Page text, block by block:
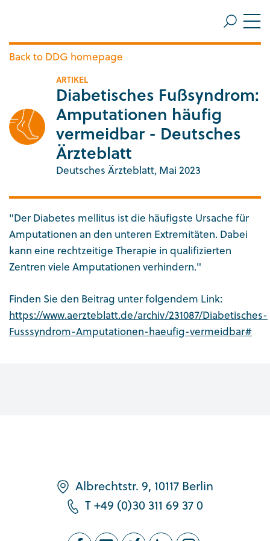
ARTIKEL
Diabetisches Fußsyndrom:
Amputationen häufig
vermeidbar - Deutsches
Ärzteblatt
Deutsches Ärzteblatt, Mai 2023
Back to DDG homepage
"Der Diabetes mellitus ist die häufigste Ursache für
Amputationen an den unteren Extremitäten. Dabei
kann eine rechtzeitige Therapie in qualifizierten
Zentren viele Amputationen verhindern."
Finden Sie den Beitrag unter folgendem Link:
https://www.aerzteblatt.de/archiv/231087/Diabetisches-
Fusssyndrom-Amputationen-haeufig-vermeidbar#
Albrechtstr. 9, 10117 Berlin
T +49 (0)30 311 69 37 0